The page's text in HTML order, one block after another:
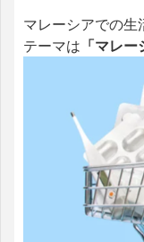
マレーシアでの生
テーマは 「マレ